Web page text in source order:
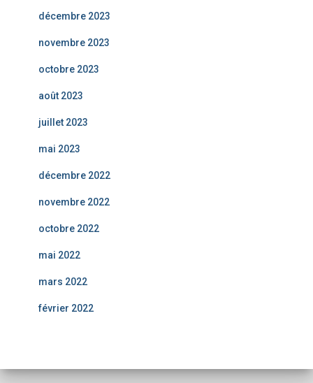
décembre 2023
novembre 2023
octobre 2023
août 2023
juillet 2023
mai 2023
décembre 2022
novembre 2022
octobre 2022
mai 2022
mars 2022
février 2022